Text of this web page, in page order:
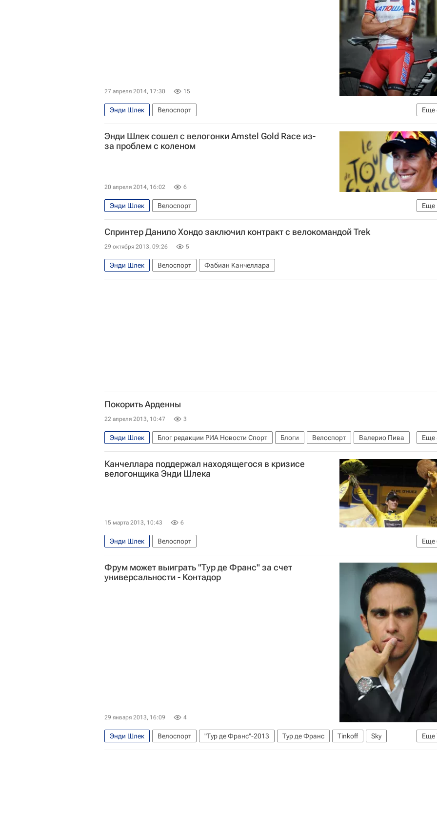
27 апреля 2014, 17:30 15
Еще
Энди Шлек
Велоспорт
Веловесна в шоссейном сезоне: классика жанра до "Джиро д'Италия"
Katusha-Alpecin
Руй Алберту Фариа да Кошта
Хоаким Родригес
Энди Шлек сошел с велогонки Amstel Gold Race из-
за проблем с коленом
20 апреля 2014, 16:02 6
Еще
Энди Шлек
Велоспорт
Веловесна в шоссейном сезоне: классика жанра до "Джиро д'Италия"
Спринтер Данило Хондо заключил контракт с велокомандой Trek
29 октября 2013, 09:26 5
Энди Шлек Велоспорт Фабиан Канчеллара
Покорить Арденны
22 апреля 2013, 10:47 3
Еще
Энди Шлек Блог редакции РИА Новости Спорт Блоги Велоспорт
Валерио Пива
Весенняя часть велосезона-2013: от Omloop Het Niewsblad до арденнских "классик"
Флеш Валонь
Париж - Рубе Тур Фландрии Katusha-Alpecin
Том Бонен
Канчеллара поддержал находящегося в кризисе
велогонщика Энди Шлека
15 марта 2013, 10:43 6
Еще
Энди Шлек
Велоспорт
Весенняя часть велосезона-2013: от Omloop Het Niewsblad до арденнских "классик"
Тиррено – Адриатико
Фабиан Канчеллара Альберто Контадор
Крис Фрум
Фрум может выиграть "Тур де Франс" за счет
универсальности - Контадор
29 января 2013, 16:09 4
Еще
Энди Шлек Велоспорт "Тур де Франс"-2013 Тур де Франс Tinkoff
Sky
Кэдел Эванс
Роман Кройцигер Альберто Контадор Крис Фрум
Брэдли Уиггинс